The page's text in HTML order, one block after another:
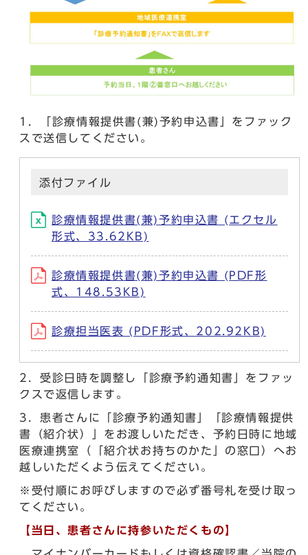
1．「診療情報提供書(兼)予約申込書」をファック
スで送信してください。
添付ファイル
診療情報提供書(兼)予約申込書 (エクセル
形式、33.62KB)
診療情報提供書(兼)予約申込書 (PDF形
式、148.53KB)
診療担当医表 (PDF形式、202.92KB)
2．受診日時を調整し「診療予約通知書」をファッ
クスで返信します。
3．患者さんに「診療予約通知書」「診療情報提供
書（紹介状）」をお渡しいただき、予約日時に地域
医療連携室（「紹介状お持ちのかた」の窓口）へお
越しいただくよう伝えてください。
※受付順にお呼びしますので必ず番号札を受け取っ
てください。
【当日、患者さんに持参いただくもの】